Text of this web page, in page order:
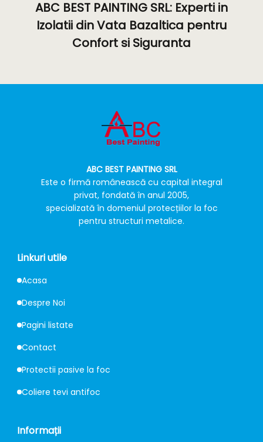
ABC BEST PAINTING SRL: Experti in
Izolatii din Vata Bazaltica pentru
Confort si Siguranta
ABC BEST PAINTING SRL
Este o firmă românească cu capital integral
privat, fondată în anul 2005,
specializată în domeniul protecțiilor la foc
pentru structuri metalice.
Linkuri utile
Acasa
Despre Noi
Pagini listate
Contact
Protectii pasive la foc
Coliere tevi antifoc
Informații